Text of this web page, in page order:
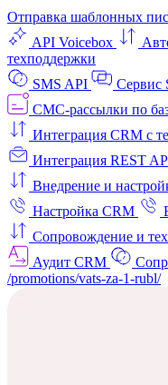
Отправка шаблонных
API Voicebox
техподдержки
SMS API
Сервис
СМС-рассылки по
Интеграция CRM с
Интеграция REST
Внедрение и
Настройка CRM
Сопровождение и
Аудит CRM
/promotions/vats-za-1-rubl/